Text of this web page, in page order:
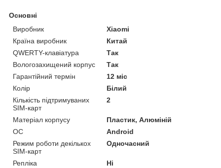
Основні
Виробник
Xiaomi
Країна виробник
Китай
QWERTY-клавіатура
Так
Вологозахищений корпус
Так
Гарантійний термін
12 міс
Колір
Білий
Кількість підтримуваних
SIM-карт
2
Матеріал корпусу
Пластик, Алюміній
ОС
Android
Режим роботи декількох
SIM-карт
Одночасний
Репліка
Ні